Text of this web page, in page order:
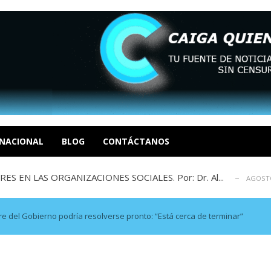
BLOG CONTÁCTANOS
costo del colapso eléctrico en... AGOSTO 7, 2026
Por Dayana Cristina Duzoglou L. AGOSTO 6, 2026
apagones y promesas incumplidas...
EN LAS ORGANIZACIONES SOCIALES. Por: Dr. Al...
en la política: distinc... AGOSTO 7, 2026
costo del colapso eléctrico en... AGOSTO 7, 2026
Por Dayana Cristina Duzoglou L. AGOSTO 6, 2026
apagones y promesas incumplidas... AGOSTO 6, 2026
del Gobierno podría resolverse pronto: “Está cerca de terminar”